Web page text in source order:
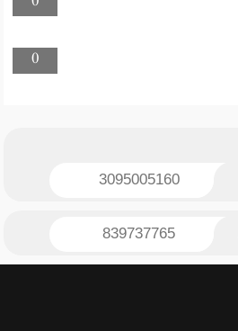
0
3095005160
839737765